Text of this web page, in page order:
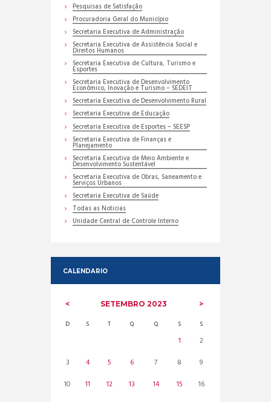
Pesquisas de Satisfação
Procuradoria Geral do Município
Secretaria Executiva de Administração
Secretaria Executiva de Assistência Social e
Direitos Humanos
Secretaria Executiva de Cultura, Turismo e
Esportes
Secretaria Executiva de Desenvolvimento
Econômico, Inovação e Turismo – SEDEIT
Secretaria Executiva de Desenvolvimento Rural
Secretaria Executiva de Educação
Secretaria Executiva de Esportes – SEESP
Secretaria Executiva de Finanças e
Planejamento
Secretaria Executiva de Meio Ambiente e
Desenvolvimento Sustentável
Secretaria Executiva de Obras, Saneamento e
Serviços Urbanos
Secretaria Executiva de Saúde
Todas as Noticias
Unidade Central de Controle Interno
CALENDARIO
SETEMBRO2023
D S T Q Q S S
1
2
3
4 5 6 7 8
9
10
11 12 13 14 15
16